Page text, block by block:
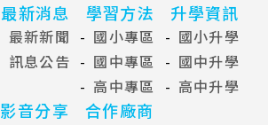
最新消息
最新新聞
訊息公告
學習方法
國小專區
國中專區
高中專區
升學資訊
國小升學
國中升學
高中升學
影音分享 合作廠商